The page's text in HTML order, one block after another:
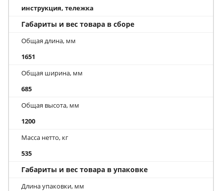
инструкция, тележка
Габариты и вес товара в сборе
Общая длина, мм
1651
Общая ширина, мм
685
Общая высота, мм
1200
Масса нетто, кг
535
Габариты и вес товара в упаковке
Длина упаковки, мм